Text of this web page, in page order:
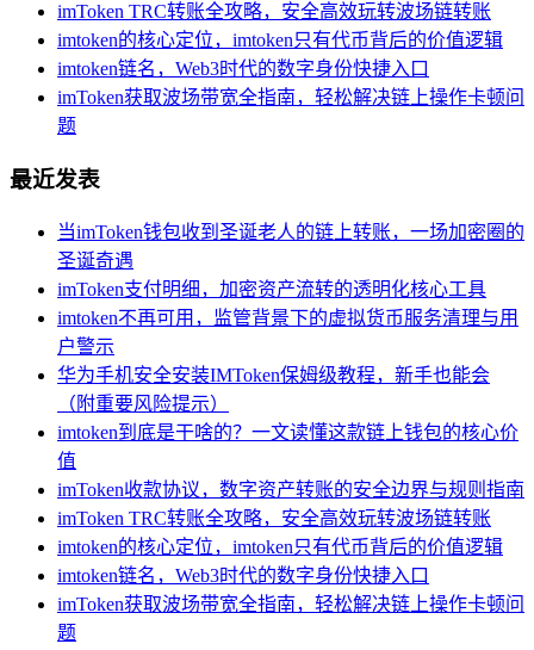
imToken TRC转账全攻略，安全高效玩转波场链转账
imtoken的核心定位，imtoken只有代币背后的价值逻辑
imtoken链名，Web3时代的数字身份快捷入口
imToken获取波场带宽全指南，轻松解决链上操作卡顿问
题
最近发表
当imToken钱包收到圣诞老人的链上转账，一场加密圈的
圣诞奇遇
imToken支付明细，加密资产流转的透明化核心工具
imtoken不再可用，监管背景下的虚拟货币服务清理与用
户警示
华为手机安全安装IMToken保姆级教程，新手也能会
（附重要风险提示）
imtoken到底是干啥的？一文读懂这款链上钱包的核心价
值
imToken收款协议，数字资产转账的安全边界与规则指南
imToken TRC转账全攻略，安全高效玩转波场链转账
imtoken的核心定位，imtoken只有代币背后的价值逻辑
imtoken链名，Web3时代的数字身份快捷入口
imToken获取波场带宽全指南，轻松解决链上操作卡顿问
题